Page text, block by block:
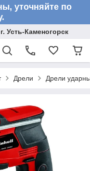
уточняйте по
Усть-Каменогорск
Дрели Дрели